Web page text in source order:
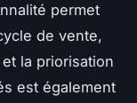
permet
de vente,
la priorisation
est également